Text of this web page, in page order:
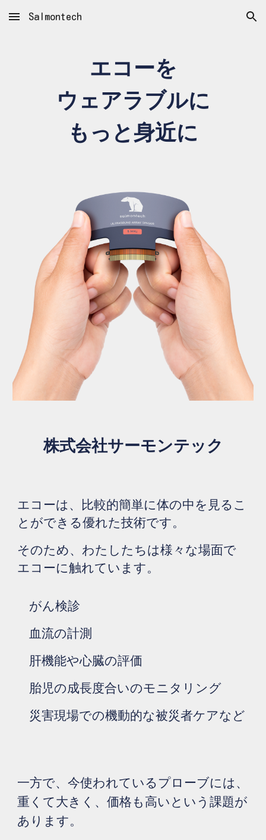
Skip to main content Skip to navigation
Salmontech
エコーを
ウェアラブルに
もっと身近に
株式会社サーモンテック
エコーは 、比較的簡単に体の中を見るこ
とができる優れた技術です。
そのため、わたしたちは様々な場面で
エコーに触れています。
がん検診
血流の計測
肝機能や心臓の評価
胎児の成長度合いのモニタリング
災害現場での機動的な被災者ケアなど
一方で、今使われているプローブには、
重くて大きく、価格も高いという課題が
あります。